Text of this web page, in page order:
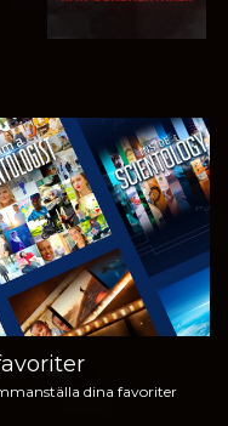
UTFORSKA
SERIEN
dina favoriter